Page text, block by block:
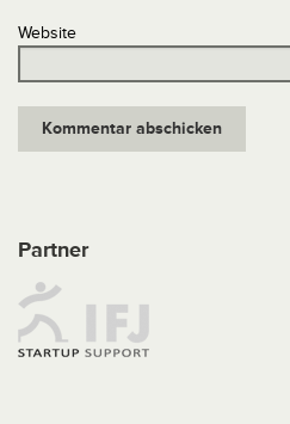
Website
Partner